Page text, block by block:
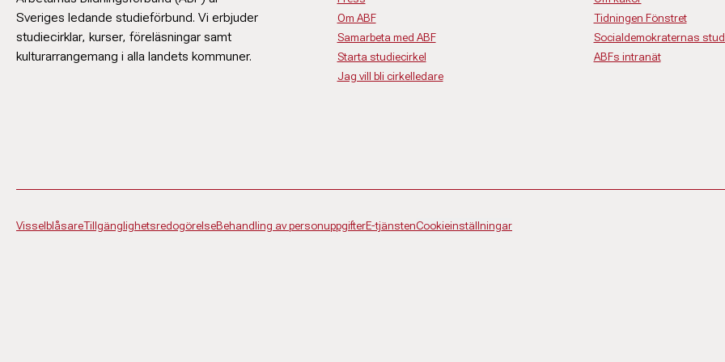
Sveriges ledande studieförbund. Vi erbjuder
studiecirklar, kurser, föreläsningar samt
kulturarrangemang i alla landets kommuner.
Om ABF
Samarbeta med ABF
Starta studiecirkel
Jag vill bli cirkelledare
Tidningen Fönstret
Socialdemokraternas
ABFs intranät
VisselblåsareTillgänglighetsredogörelseBehandling av personuppgifterE-tjänstenCookieinställningar